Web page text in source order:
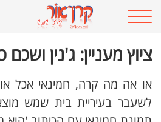
ציוץ מעניין: ג'נין
או אה מה קרה, חמינאי אכל
לשעבר בעיריית בית שמש